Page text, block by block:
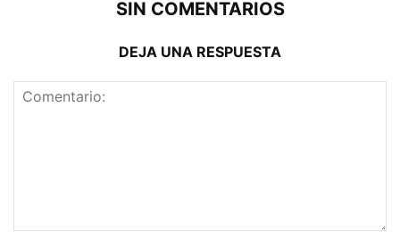
SIN COMENTARIOS
DEJA UNA RESPUESTA